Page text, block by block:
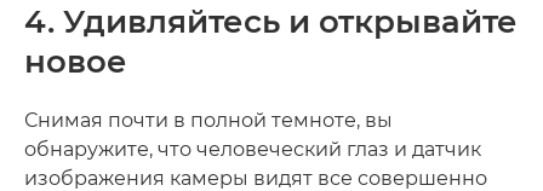
4. Удивляйтесь и открывайте
новое
Снимая почти в полной темноте, вы
обнаружите, что человеческий глаз и датчик
изображения камеры видят все совершенно